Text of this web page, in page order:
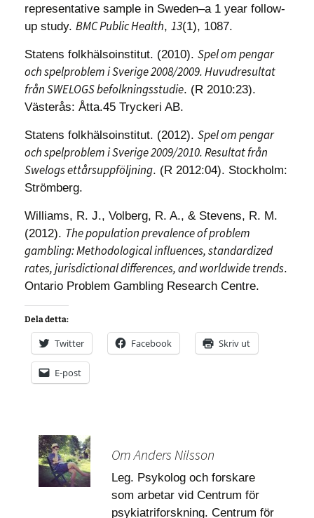
representative sample in Sweden–a 1 year follow-
up study. BMC Public Health, 13(1), 1087.
Statens folkhälsoinstitut. (2010). Spel om pengar
och spelproblem i Sverige 2008/2009. Huvudresultat
från SWELOGS befolkningsstudie. (R 2010:23).
Västerås: Åtta.45 Tryckeri AB.
Statens folkhälsoinstitut. (2012). Spel om pengar
och spelproblem i Sverige 2009/2010. Resultat från
Swelogs ettårsuppföljning. (R 2012:04). Stockholm:
Strömberg.
Williams, R. J., Volberg, R. A., & Stevens, R. M.
(2012). The population prevalence of problem
gambling: Methodological influences, standardized
rates, jurisdictional differences, and worldwide trends.
Ontario Problem Gambling Research Centre.
Dela detta:
Twitter Facebook Skriv ut
E-post
Om Anders Nilsson
Leg. Psykolog och forskare
som arbetar vid Centrum för
psykiatriforskning. Centrum för